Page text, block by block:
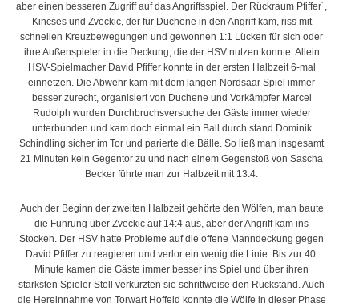
aber einen besseren Zugriff auf das Angriffsspiel. Der Rückraum Pfiffer´,
Kincses und Zveckic, der für Duchene in den Angriff kam, riss mit
schnellen Kreuzbewegungen und gewonnen 1:1 Lücken für sich oder
ihre Außenspieler in die Deckung, die der HSV nutzen konnte. Allein
HSV-Spielmacher David Pfiffer konnte in der ersten Halbzeit 6-mal
einnetzen. Die Abwehr kam mit dem langen Nordsaar Spiel immer
besser zurecht, organisiert von Duchene und Vorkämpfer Marcel
Rudolph wurden Durchbruchsversuche der Gäste immer wieder
unterbunden und kam doch einmal ein Ball durch stand Dominik
Schindling sicher im Tor und parierte die Bälle. So ließ man insgesamt
21 Minuten kein Gegentor zu und nach einem Gegenstoß von Sascha
Becker führte man zur Halbzeit mit 13:4.
Auch der Beginn der zweiten Halbzeit gehörte den Wölfen, man baute
die Führung über Zveckic auf 14:4 aus, aber der Angriff kam ins
Stocken. Der HSV hatte Probleme auf die offene Manndeckung gegen
David Pfiffer zu reagieren und verlor ein wenig die Linie. Bis zur 40.
Minute kamen die Gäste immer besser ins Spiel und über ihren
stärksten Spieler Stoll verkürzten sie schrittweise den Rückstand. Auch
die Hereinnahme von Torwart Hoffeld konnte die Wölfe in dieser Phase